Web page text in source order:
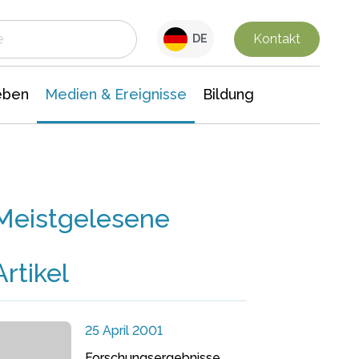
DE Kontakt
Medien & Ereignisse Bildung
25 April 2001